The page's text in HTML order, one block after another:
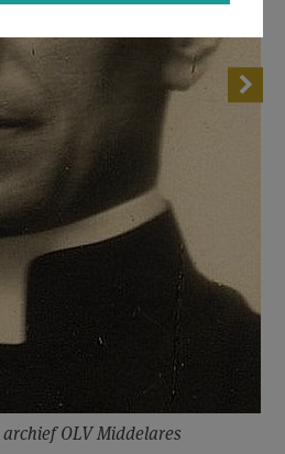
OLV Middelares